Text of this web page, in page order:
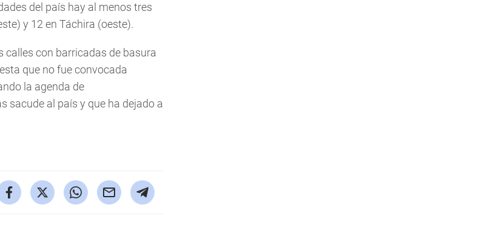
del país hay al menos tres
y 12 en Táchira (oeste).
calles con barricadas de basura
que no fue convocada
la agenda de
sacude al país y que ha dejado a